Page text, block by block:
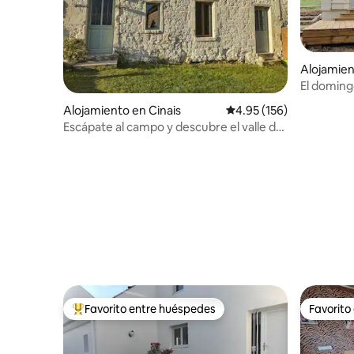
Alojamiento en Cinais Calificación promedio:
4.95 (156)
Escápate al campo y descubre el valle del
t-Martin
El
Favorito entre huéspedes preferido
Favorito entre huéspedes